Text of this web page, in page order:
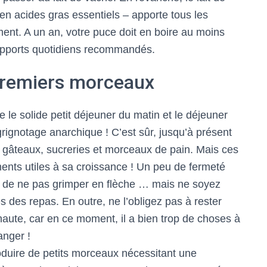
acides gras essentiels – apporte tous les
A un an, votre puce doit en boire au moins
quotidiens recommandés.
morceaux
le solide petit déjeuner du matin et le déjeuner
anarchique ! C’est sûr, jusqu’à présent
sucreries et morceaux de pain. Mais ces
utiles à sa croissance ! Un peu de fermeté
ne pas grimper en flèche … mais ne soyez
des repas. En outre, ne l’obligez pas à rester
car en ce moment, il a bien trop de choses à
!
de petits morceaux nécessitant une